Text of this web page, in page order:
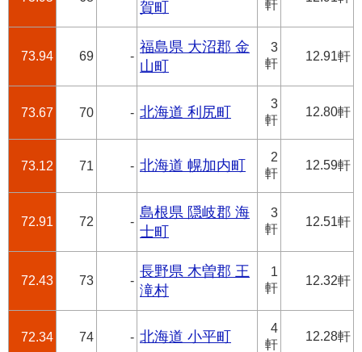
賀町
軒
73.94 69 -
福島県 大沼郡 金
山町
3
軒
12.91軒
73.67 70 - 北海道 利尻町
3
軒
12.80軒
73.12 71 - 北海道 幌加内町
2
軒
12.59軒
72.91 72 -
島根県 隠岐郡 海
士町
3
軒
12.51軒
72.43 73 -
長野県 木曽郡 王
滝村
1
軒
12.32軒
72.34 74 - 北海道 小平町
4
軒
12.28軒